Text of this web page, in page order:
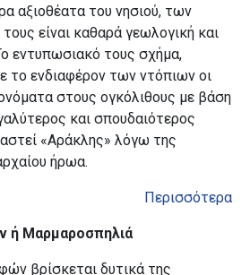
αξιοθέατα του νησιού, των
είναι καθαρά γεωλογική και
εντυπωσιακό τους σχήμα,
ενδιαφέρον των ντόπιων οι
στους ογκόλιθους με βάση
και σπουδαιότερος
«Αράκλης» λόγω της
ήρωα.
Περισσότερα
ή Μαρμαροσπηλιά
βρίσκεται δυτικά της